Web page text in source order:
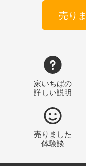
売り
家いちばの
詳しい説明
売りました
体験談